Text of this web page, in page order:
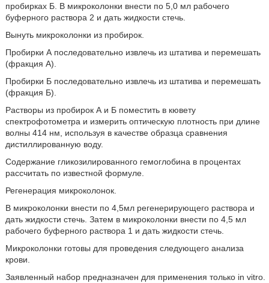
пробирках Б. В микроколонки внести по 5,0 мл рабочего
буферного раствора 2 и дать жидкости стечь.
Вынуть микроколонки из пробирок.
Пробирки А последовательно извлечь из штатива и перемешать
(фракция А).
Пробирки Б последовательно извлечь из штатива и перемешать
(фракция Б).
Растворы из пробирок А и Б поместить в кювету
спектрофотометра и измерить оптическую плотность при длине
волны 414 нм, используя в качестве образца сравнения
дистиллированную воду.
Содержание гликозилированного гемоглобина в процентах
рассчитать по известной формуле.
Регенерация микроколонок.
В микроколонки внести по 4,5мл регенерирующего раствора и
дать жидкости стечь. Затем в микроколонки внести по 4,5 мл
рабочего буферного раствора 1 и дать жидкости стечь.
Микроколонки готовы для проведения следующего анализа
крови.
Заявленный набор предназначен для применения только in vitro.